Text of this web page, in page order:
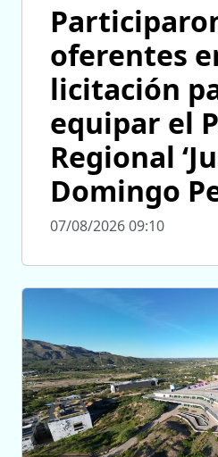
oferentes
licitación
equipar el
Regional
Domingo
07/08/2026 09:10